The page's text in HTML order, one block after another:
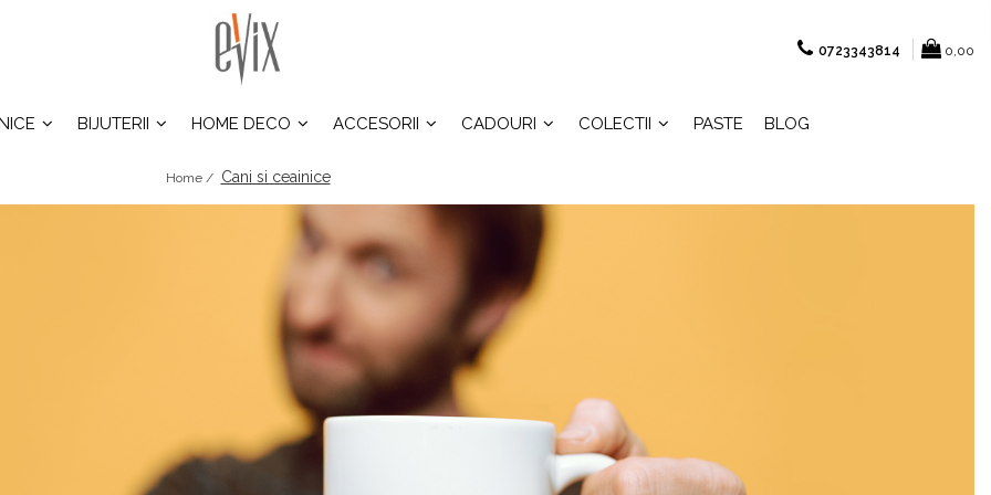
0723343814 0,00
BIJUTERII HOME DECO ACCESORII CADOURI COLECTII PASTE BLOG
Home / Cani si ceainice